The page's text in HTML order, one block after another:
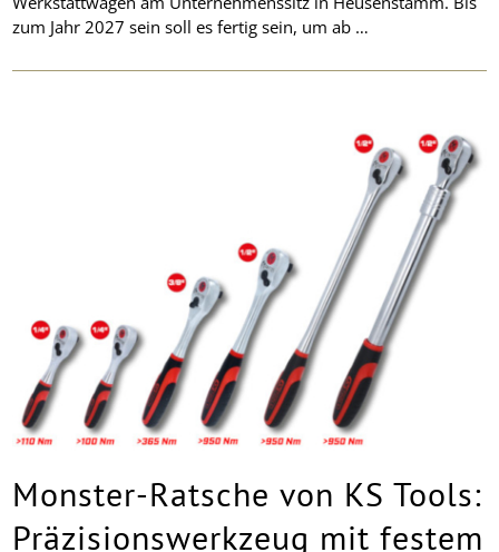
zum Jahr 2027 sein soll es fertig sein, um ab …
Monster-Ratsche von KS Tools:
Präzisionswerkzeug mit festem